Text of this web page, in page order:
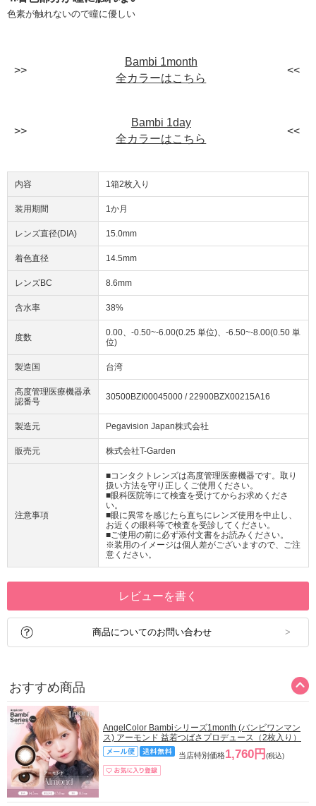
色素が触れないので瞳に優しい
Bambi 1month
全カラーはこちら
Bambi 1day
全カラーはこちら
内容 1箱2枚入り
装用期間 1か月
レンズ直径(DIA) 15.0mm
着色直径 14.5mm
レンズBC 8.6mm
含水率 38%
度数
0.00、-0.50~-6.00(0.25 単位)、-6.50~-8.00(0.50 単
位)
製造国 台湾
高度管理医療機器承
認番号
30500BZI00045000 / 22900BZX00215A16
製造元 Pegavision Japan株式会社
販売元 株式会社T-Garden
注意事項
■コンタクトレンズは高度管理医療機器です。取り
扱い方法を守り正しくご使用ください。
■眼科医院等にて検査を受けてからお求めくださ
い。
■眼に異常を感じたら直ちにレンズ使用を中止し、
お近くの眼科等で検査を受診してください。
■ご使用の前に必ず添付文書をお読みください。
※装用のイメージは個人差がございますので、ご注
意ください。
レビューを書く
商品についてのお問い合わせ
おすすめ商品
AngelColor Bambiシリーズ1month (バンビワンマン
ス) アーモンド 益若つばさプロデュース（2枚入り）
当店特別価格1,760円 (税込)